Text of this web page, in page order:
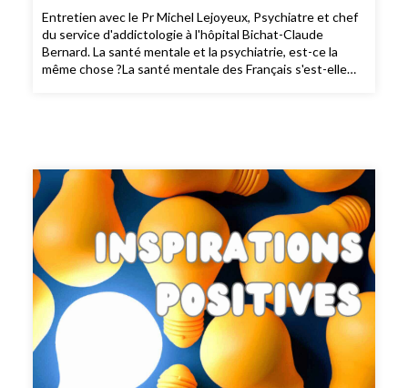
Entretien avec le Pr Michel Lejoyeux, Psychiatre et chef
du service d'addictologie à l'hôpital Bichat-Claude
Bernard. La santé mentale et la psychiatrie, est-ce la
même chose ?La santé mentale des Français s'est-elle